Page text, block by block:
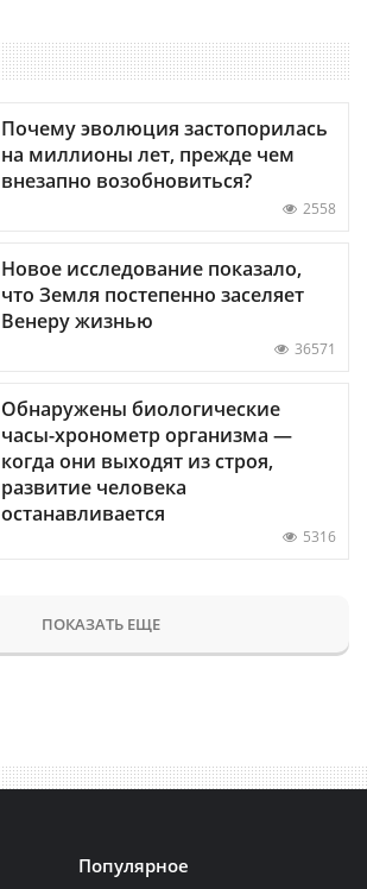
Почему эволюция застопорилась
на миллионы лет, прежде чем
внезапно возобновиться?
2558
Новое исследование показало,
что Земля постепенно заселяет
Венеру жизнью
36571
Обнаружены биологические
часы-хронометр организма —
когда они выходят из строя,
развитие человека
останавливается
5316
ПОКАЗАТЬ ЕЩЕ
Популярное